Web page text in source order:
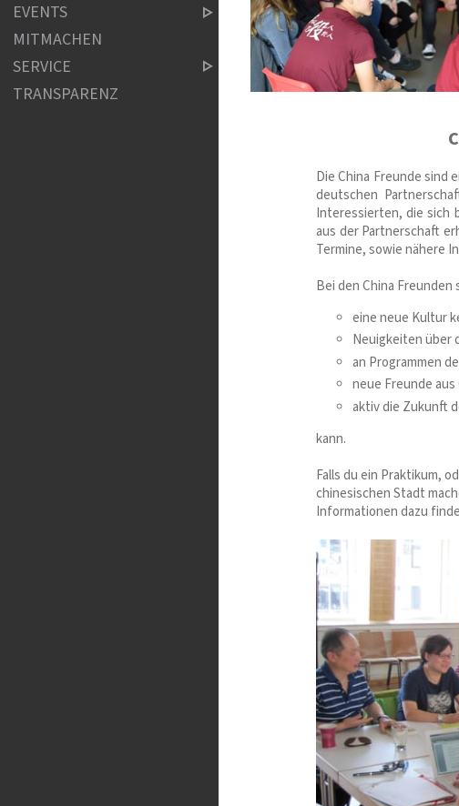
Die China Freunde sind
deutschen
Interessierten, die sich
aus der Partnerschaft
Termine, sowie nähere
Bei den China Freunden
eine neue Kultur
Neuigkeiten über
an Programmen
neue Freunde
aktiv die Zukunft
kann.
Falls du ein Praktikum,
chinesischen Stadt
Informationen dazu
EVENTS
MITMACHEN
SERVICE
TRANSPARENZ